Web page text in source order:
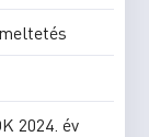
2024. év